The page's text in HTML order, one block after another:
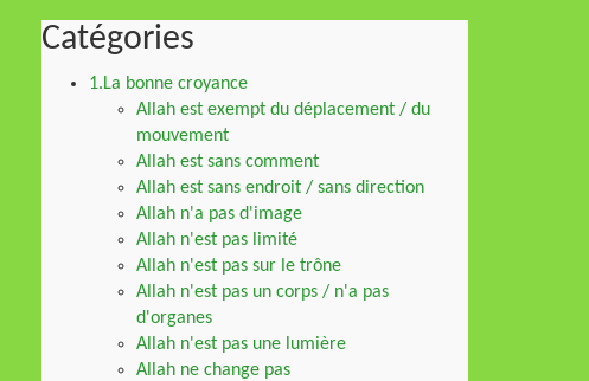
Catégories
1.La bonne croyance
Allah est exempt du déplacement / du
mouvement
Allah est sans comment
Allah est sans endroit / sans direction
Allah n'a pas d'image
Allah n'est pas limité
Allah n'est pas sur le trône
Allah n'est pas un corps / n'a pas
d'organes
Allah n'est pas une lumière
Allah ne change pas